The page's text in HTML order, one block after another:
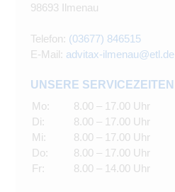
98693 Ilmenau
Telefon: (03677) 846515
E-Mail: advitax-ilmenau@etl.de
UNSERE SERVICEZEITEN
Mo:
Di:
Mi:
Do:
Fr:
8.00 – 17.00 Uhr
8.00 – 17.00 Uhr
8.00 – 17.00 Uhr
8.00 – 17.00 Uhr
8.00 – 14.00 Uhr